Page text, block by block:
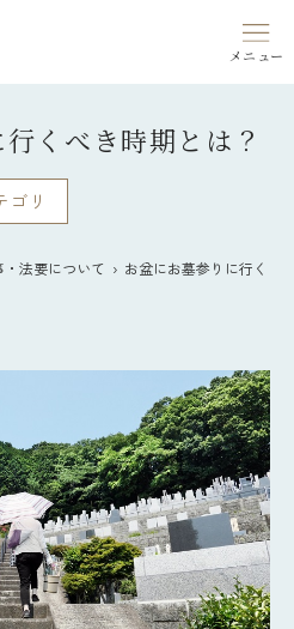
くべき時期とは？
リ
・法要について › お盆にお墓参りに行く